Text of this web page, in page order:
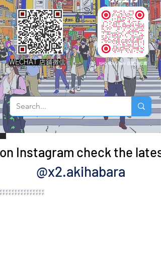
WECHAT 店鋪微信
Instagram check the
@x2.akihabara